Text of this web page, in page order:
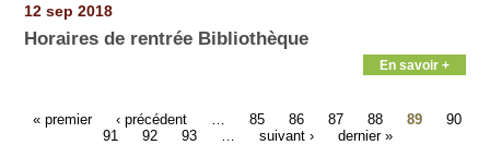
12 sep 2018
Horaires de rentrée Bibliothèque
En savoir +
« premier ‹ précédent 85 86 87 88 89
90
91
92 93 suivant › dernier »